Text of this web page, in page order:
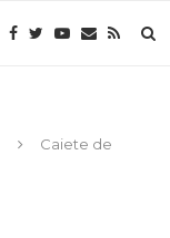
Caiete de